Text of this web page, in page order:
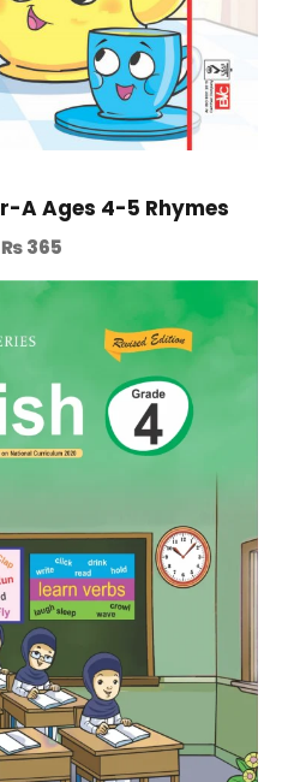
A Ages 4-5 Rhymes
₨365